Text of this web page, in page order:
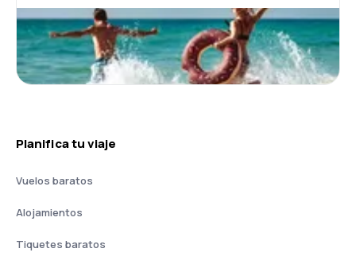
Planifica tu viaje
Vuelos baratos
Alojamientos
Tiquetes baratos